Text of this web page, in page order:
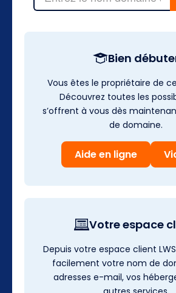
Bien
Vous êtes le propriétaire de
Découvrez toutes les
s’offrent à vous dès
de domaine.
Aide en ligne
Votre espace
Depuis votre espace client
facilement votre nom de
adresses e-mail, vos